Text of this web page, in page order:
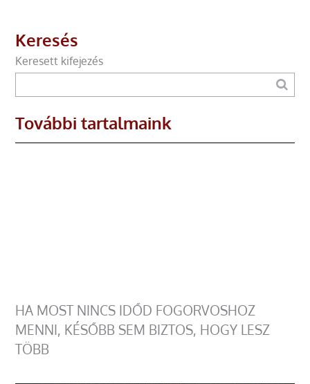
Keresés
Keresett kifejezés
További tartalmaink
HA MOST NINCS IDŐD FOGORVOSHOZ
MENNI, KÉSŐBB SEM BIZTOS, HOGY LESZ
TÖBB